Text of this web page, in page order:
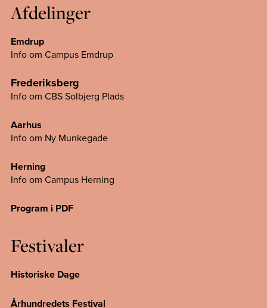
Afdelinger
Emdrup
Info om Campus Emdrup
Frederiksberg
Info om CBS Solbjerg Plads
Aarhus
Info om Ny Munkegade
Herning
Info om Campus Herning
Program i PDF
Festivaler
Historiske Dage
Århundredets Festival